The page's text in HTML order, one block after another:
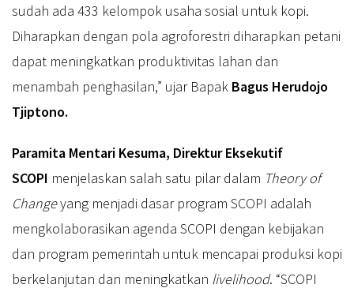
sudah ada 433 kelompok usaha sosial untuk kopi.
Diharapkan dengan pola agroforestri diharapkan petani
dapat meningkatkan produktivitas lahan dan
menambah penghasilan,” ujar Bapak Bagus Herudojo
Tjiptono.
Paramita Mentari Kesuma, Direktur Eksekutif
SCOPI menjelaskan salah satu pilar dalam Theory of
Changeyang menjadi dasar program SCOPI adalah
mengkolaborasikan agenda SCOPI dengan kebijakan
dan program pemerintah untuk mencapai produksi kopi
berkelanjutan dan meningkatkan livelihood. “SCOPI